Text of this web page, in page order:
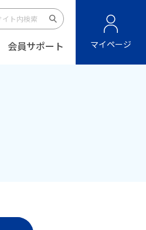
会員サポート マイページ